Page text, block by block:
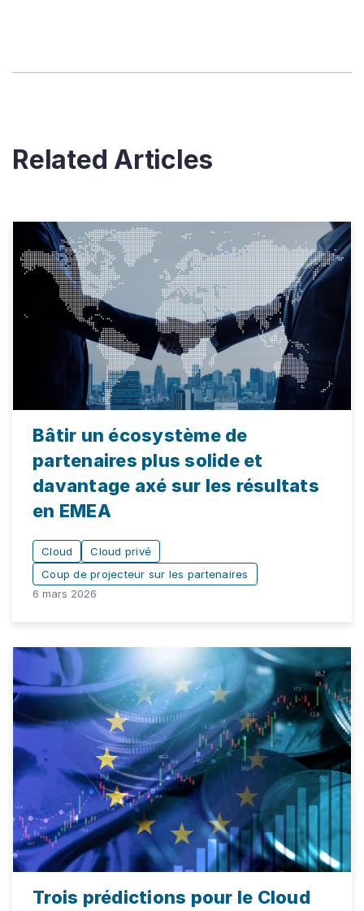
Related Articles
Bâtir un écosystème de
partenaires plus solide et
davantage axé sur les résultats
en EMEA
Cloud
Cloud privé
Coup de projecteur sur les partenaires
6 mars 2026
Trois prédictions pour le Cloud